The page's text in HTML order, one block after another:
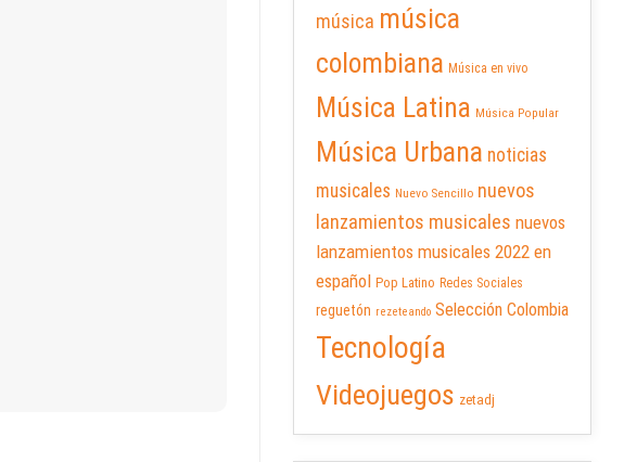
música música
colombiana Música en vivo
Música Latina Música Popular
Música Urbana noticias
musicales Nuevo Sencillo nuevos
lanzamientos musicales nuevos
lanzamientos musicales 2022 en
español Pop Latino Redes Sociales
reguetón rezeteando Selección Colombia
Tecnología
Videojuegos zetadj